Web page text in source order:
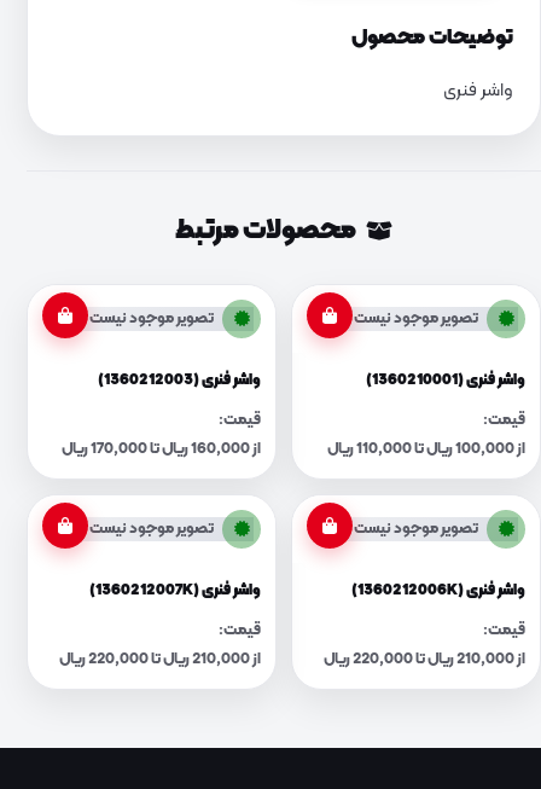
توضیحات محصول
واشر فنری
محصولات مرتبط
تصویر موجود نیست
واشر فنری (1360210001)
قیمت:
از 100,000 ریال تا 110,000 ریال
تصویر موجود نیست
واشر فنری (1360212003)
قیمت:
از 160,000 ریال تا 170,000 ریال
تصویر موجود نیست
واشر فنری (1360212006K)
قیمت:
از 210,000 ریال تا 220,000 ریال
تصویر موجود نیست
واشر فنری (1360212007K)
قیمت:
از 210,000 ریال تا 220,000 ریال